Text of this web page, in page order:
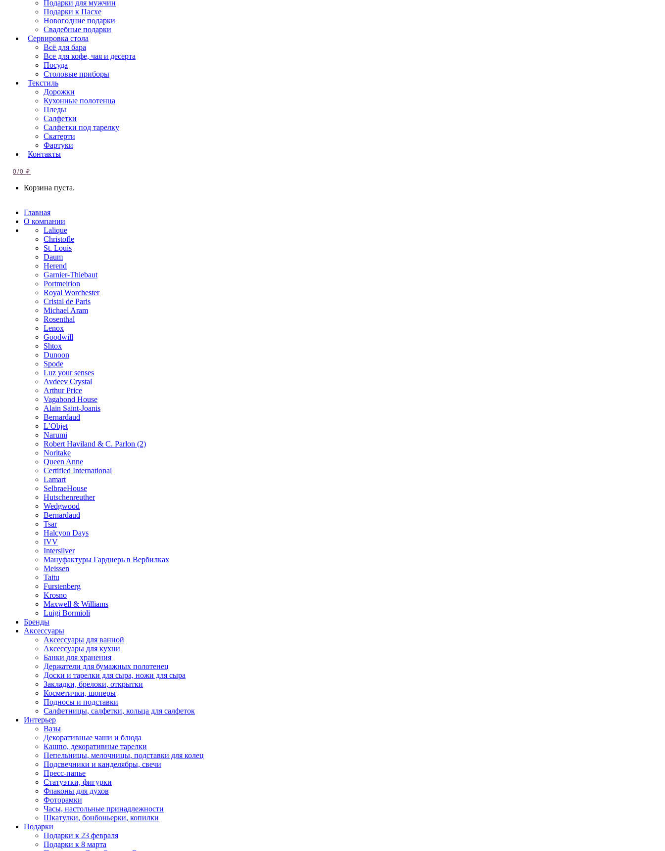
Подарки для мужчин
Подарки к Пасхе
Новогодние подарки
Свадебные подарки
Сервировка стола
Всё для бара
Все для кофе, чая и десерта
Посуда
Столовые приборы
Текстиль
Дорожки
Кухонные полотенца
Пледы
Салфетки
Салфетки под тарелку
Скатерти
Фартуки
Контакты
0/0₽
Корзина пуста.
Главная
О компании
Lalique
Christofle
St. Louis
Daum
Herend
Garnier-Thiebaut
Portmeirion
Royal Worchester
Cristal de Paris
Michael Aram
Rosenthal
Lenox
Goodwill
Shtox
Dunoon
Spode
Luz your senses
Avdeev Crystal
Arthur Price
Vagabond House
Alain Saint-Joanis
Bernardaud
L’Objet
Narumi
Robert Haviland & C. Parlon (2)
Noritakе
Queen Anne
Certified International
Lamart
SelbraeHouse
Hutschenreuther
Wedgwood
Bernardaud
Tsar
Halcyon Days
IVV
Intersilver
Мануфактуры Гарднерь в Вербилках
Meissen
Taitu
Furstenberg
Krosno
Maxwell & Williams
Luigi Bormioli
Бренды
Аксессуары
Аксессуары для ванной
Аксессуары для кухни
Банки для хранения
Держатели для бумажных полотенец
Доски и тарелки для сыра, ножи для сыра
Закладки, брелоки, открытки
Косметички, шоперы
Подносы и подставки
Салфетницы, салфетки, кольца для салфеток
Интерьер
Вазы
Декоративные чаши и блюда
Кашпо, декоративные тарелки
Пепельницы, мелочницы, подставки для колец
Подсвечники и канделябры, свечи
Пресс-папье
Статуэтки, фигурки
Флаконы для духов
Фоторамки
Часы, настольные принадлежности
Шкатулки, бонбоньерки, копилки
Подарки
Подарки к 23 февраля
Подарки к 8 марта